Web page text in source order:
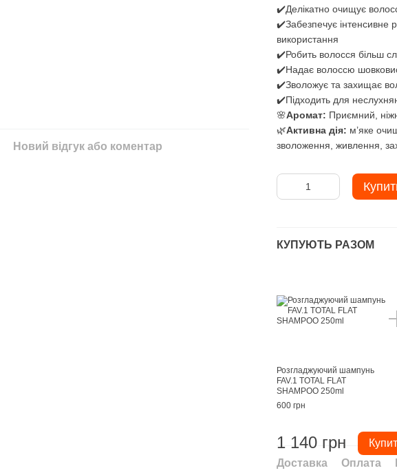
Новий відгук або коментар
✔️Делікатно очищує
✔️Забезпечує інтенсивне
використання
✔️Робить волосся більш
✔️Надає волоссю
✔️Зволожує та захищає
✔️Підходить для
🌸Аромат: Приємний,
🌿Активна дія: м’яке
зволоження, живлення,
КУПУЮТЬ РАЗОМ
Розгладжуючий шампунь
FAV.1 TOTAL FLAT
SHAMPOO 250ml
600 грн
1 140 грн
Доставка
Оплата